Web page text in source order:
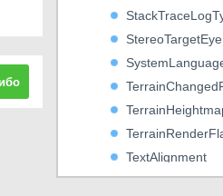
TextAlignment
TextAnchor